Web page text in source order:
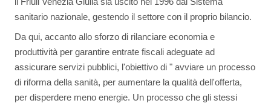
sanitario nazionale, gestendo il settore con il proprio bilancio.
Da qui, accanto allo sforzo di rilanciare economia e
produttività per garantire entrate fiscali adeguate ad
assicurare servizi pubblici, l'obiettivo di " avviare un processo
di riforma della sanità, per aumentare la qualità dell'offerta,
per disperdere meno energie. Un processo che gli stessi